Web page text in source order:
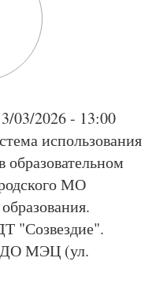
03/2026 - 13:00
использования
образовательном
МО
"Созвездие".
ДО МЭЦ (ул.